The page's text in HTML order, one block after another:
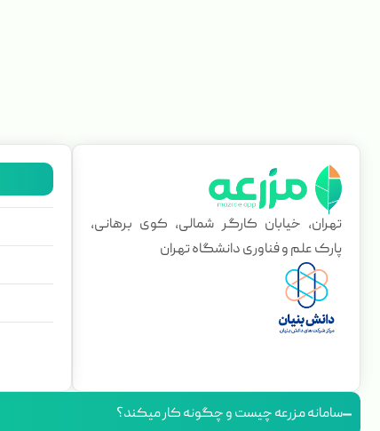
تهران، خیابان کارگر شمالی، کوی برهانی،
پارک علم و فناوری دانشگاه تهران
سامانه مزرعه چیست و چگونه کار میکند؟